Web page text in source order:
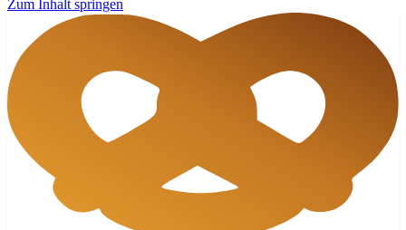
Zum Inhalt springen